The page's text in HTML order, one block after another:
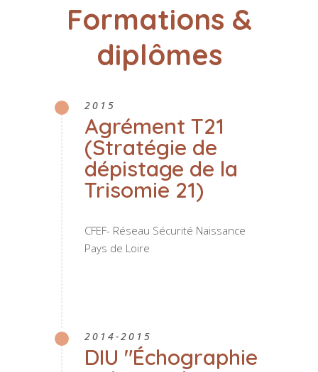
Formations &
diplômes
2015
Agrément T21
(Stratégie de
dépistage de la
Trisomie 21)
CFEF- Réseau Sécurité Naissance
Pays de Loire
2014-2015
DIU "Échographie